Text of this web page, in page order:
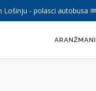
Lošinju - polasci autobusa
ARANŽMANI